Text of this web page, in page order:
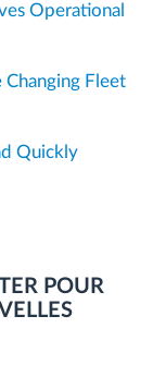
Operational
Fleet
Quickly
POUR